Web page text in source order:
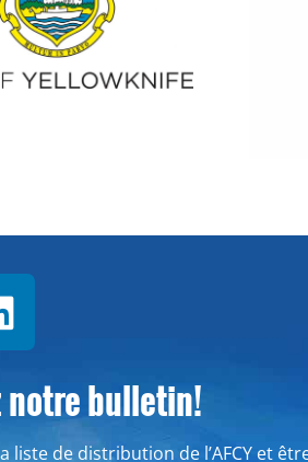
notre bulletin!
liste de distribution de l’AFCY et